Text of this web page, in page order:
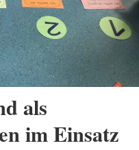
als
im Einsatz